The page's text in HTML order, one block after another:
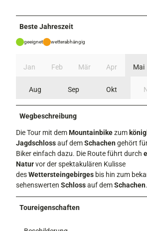
Beste Jahreszeit
geeignet wetterabhängig
Jan Feb Mär Apr Mai
Aug Sep Okt
Wegbeschreibung
Die Tour mit demMountainbikezum
Jagdschlossauf demSchachengehört
Biker einfach dazu. Die Route führt durch
Naturvor der spektakulären Kulisse
desWettersteingebirges bis hin zum
sehenswerten Schlossauf demSchachen.
Toureigenschaften